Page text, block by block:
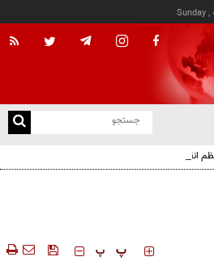
Sunday ,
انقلاب درباره مسائل اقتصادی و نظامی کشور
‍‍‍ پ پ